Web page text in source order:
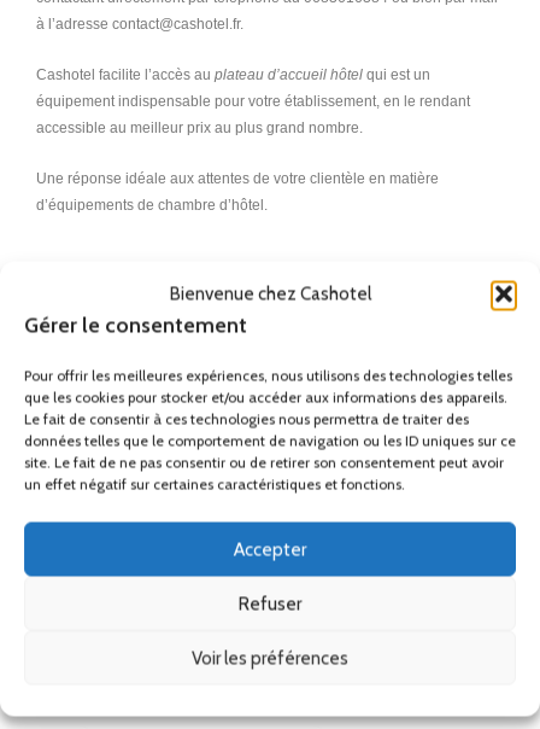
Bienvenue chez Cashotel
Gérer le consentement
Pour offrir les meilleures expériences, nous utilisons des technologies telles
que les cookies pour stocker et/ou accéder aux informations des appareils.
Le fait de consentir à ces technologies nous permettra de traiter des
données telles que le comportement de navigation ou les ID uniques sur ce
site. Le fait de ne pas consentir ou de retirer son consentement peut avoir
un effet négatif sur certaines caractéristiques et fonctions.
Accepter
Refuser
Voir les préférences
à l’adresse contact@cashotel.fr.
Cashotel facilite l’accès au plateau d’accueil hôtel qui est un
équipement indispensable pour votre établissement, en le rendant
accessible au meilleur prix au plus grand nombre.
Une réponse idéale aux attentes de votre clientèle en matière
d’équipements de chambre d’hôtel.
plateaux d’, plateau d accueil, plateau de courtoisie pour hotel, plateau
courtoisie, plateau de courtoisie chambre d’hote, plateau courtoisie
étoiles, plateau de courtoisie palace, accessoires hôtellerie, plateau
bouilloire, fournisseur hôtellerie de luxe, plateau d’accueil hotellerie,
plateau d’accueil hotellerie, plateau de courtoisie pas cher, plateau de
courtoisie livraison gratuite, plateau livraison gratuite
Ses accessoires
Produits similaires